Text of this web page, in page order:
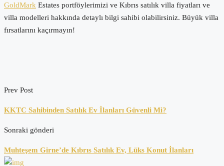
GoldMark Estates portföylerimizi ve Kıbrıs satılık villa fiyatları ve
villa modelleri hakkında detaylı bilgi sahibi olabilirsiniz. Büyük villa
fırsatlarını kaçırmayın!
Prev Post
KKTC Sahibinden Satılık Ev İlanları Güvenli Mi?
Sonraki gönderi
Muhteşem Girne’de Kıbrıs Satılık Ev, Lüks Konut İlanları